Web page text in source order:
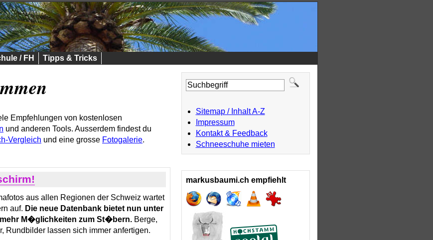
/ FH Tipps & Tricks
Empfehlungen von kostenlosen
und anderen Tools. Ausserdem findest du
Vergleich und eine grosse Fotogalerie.
aus allen Regionen der Schweiz wartet
auf. Die neue Datenbank bietet nun unter
M�glichkeiten zum St�bern. Berge,
Rundbilder lassen sich immer anfertigen.
Sitemap / Inhalt A-Z
Impressum
Kontakt & Feedback
Schneeschuhe mieten
markusbaumi.ch empfiehlt